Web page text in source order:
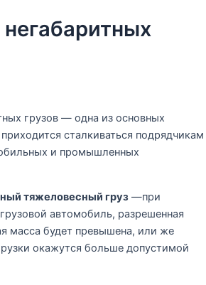
грузов — одна из основных
сталкиваться подрядчикам
и промышленных
тяжеловесный груз —при
грузовой автомобиль, разрешенная
масса будет превышена, или же
окажутся больше допустимой